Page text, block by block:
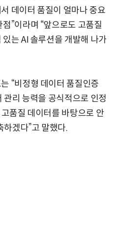
데이터 품질이 얼마나 중요
”이라며 “앞으로도 고품질
는 AI 솔루션을 개발해 나가
“비정형 데이터 품질인증
관리 능력을 공식적으로 인정
품질 데이터를 바탕으로 안
하겠다”고 말했다.